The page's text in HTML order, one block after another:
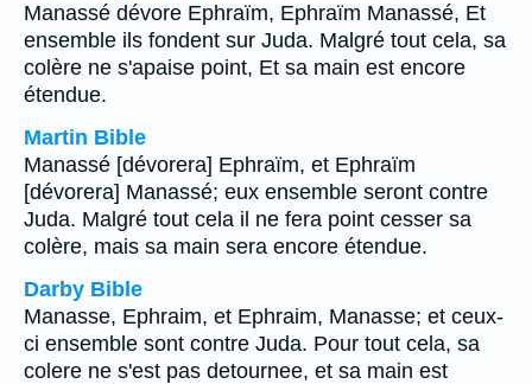
Manassé dévore Ephraïm, Ephraïm Manassé, Et
ensemble ils fondent sur Juda. Malgré tout cela, sa
colère ne s'apaise point, Et sa main est encore
étendue.
Martin Bible
Manassé [dévorera] Ephraïm, et Ephraïm
[dévorera] Manassé; eux ensemble seront contre
Juda. Malgré tout cela il ne fera point cesser sa
colère, mais sa main sera encore étendue.
Darby Bible
Manasse, Ephraim, et Ephraim, Manasse; et ceux-
ci ensemble sont contre Juda. Pour tout cela, sa
colere ne s'est pas detournee, et sa main est